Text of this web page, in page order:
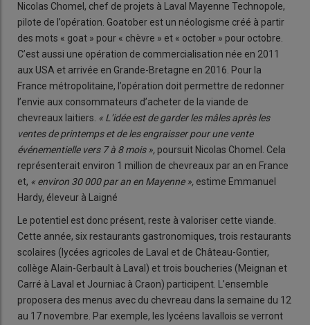
Nicolas Chomel, chef de projets à Laval Mayenne Technopole,
pilote de l’opération. Goatober est un néologisme créé à partir
des mots « goat » pour « chèvre » et « october » pour octobre.
C’est aussi une opération de commercialisation née en 2011
aux USA et arrivée en Grande-Bretagne en 2016. Pour la
France métropolitaine, l’opération doit permettre de redonner
l’envie aux consommateurs d’acheter de la viande de
chevreaux laitiers. « L’idée est de garder les mâles après les
ventes de printemps et de les engraisser pour une vente
événementielle vers 7 à 8 mois », poursuit Nicolas Chomel. Cela
représenterait environ 1 million de chevreaux par an en France
et, « environ 30 000 par an en Mayenne », estime Emmanuel
Hardy, éleveur à Laigné
Le potentiel est donc présent, reste à valoriser cette viande.
Cette année, six restaurants gastronomiques, trois restaurants
scolaires (lycées agricoles de Laval et de Château-Gontier,
collège Alain-Gerbault à Laval) et trois boucheries (Meignan et
Carré à Laval et Journiac à Craon) participent. L’ensemble
proposera des menus avec du chevreau dans la semaine du 12
au 17 novembre. Par exemple, les lycéens lavallois se verront